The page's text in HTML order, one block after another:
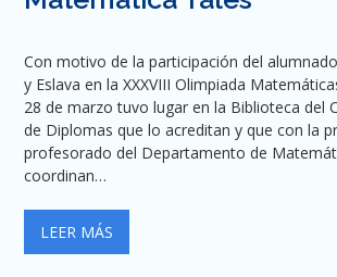
Con motivo de la participación del
y Eslava en la XXXVIII Olimpiada
28 de marzo tuvo lugar en la Biblioteca del
de Diplomas que lo acreditan y que con la
profesorado del Departamento de
coordinan…
LEER MÁS